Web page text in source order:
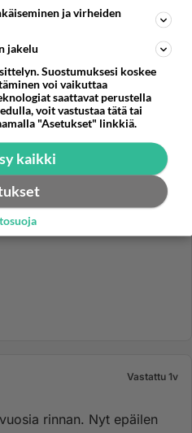
Vastattu 1v
rinnan. Nyt epäilen
ja virheiden
jakelu
Suostumuksesi koskee
voi vaikuttaa
saattavat perustella
voit vastustaa tätä tai
"Asetukset" linkkiä.
kaikki